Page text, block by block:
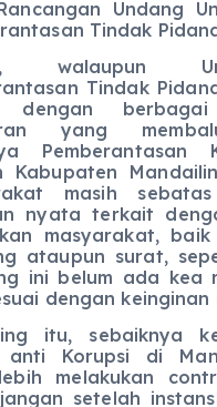
Undang
Tindak
walaupun
Tindak
dengan
yang
Pemberantasan
Kabupaten
masih
nyata terkait
masyarakat, baik
ataupun surat,
ini belum ada kea
dengan
itu, sebaiknya
anti Korupsi di
melakukan
setelah